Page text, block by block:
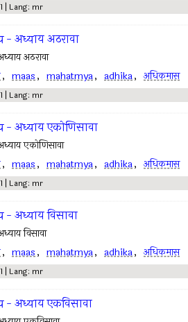
| Lang: mr
- अध्याय अठरावा
अठरावा
, maas, mahatmya, adhika, अधिकमास
| Lang: mr
- अध्याय एकोणिसावा
एकोणिसावा
, maas, mahatmya, adhika, अधिकमास
| Lang: mr
- अध्याय विसावा
विसावा
, maas, mahatmya, adhika, अधिकमास
| Lang: mr
- अध्याय एकविसावा